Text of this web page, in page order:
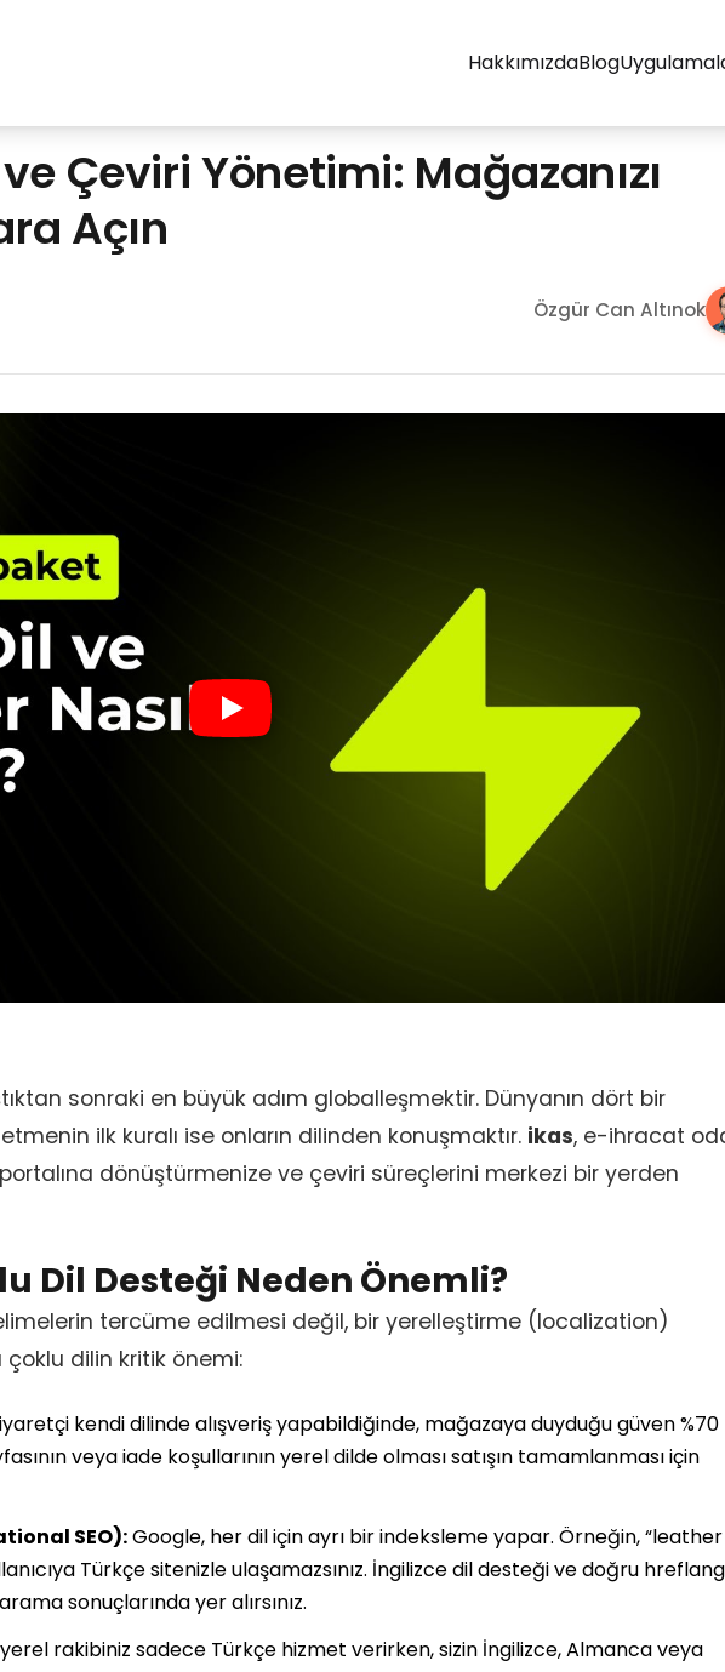
HakkımızdaBlog
Çeviri Yönetimi: Mağazanızı
Açın
Özgür Can Altınok
sonraki en büyük adım globalleşmektir. Dünyanın dört bir
ilk kuralı ise onların dilinden konuşmaktır. ikas, e-ihracat
portalına dönüştürmenize ve çeviri süreçlerini merkezi bir yerden
Dil Desteği Neden Önemli?
tercüme edilmesi değil, bir yerelleştirme (localization)
dilin kritik önemi:
kendi dilinde alışveriş yapabildiğinde, mağazaya duyduğu güven %70
veya iade koşullarının yerel dilde olması satışın tamamlanması için
SEO):Google, her dil için ayrı bir indeksleme yapar. Örneğin, “leather
Türkçe sitenizle ulaşamazsınız. İngilizce dil desteği ve doğru hreflang
sonuçlarında yer alırsınız.
rakibiniz sadece Türkçe hizmet verirken, sizin İngilizce, Almanca veya